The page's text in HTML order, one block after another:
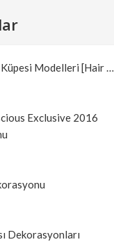
Küpesi Modelleri [Hair …
Exclusive 2016
Dekorasyonları